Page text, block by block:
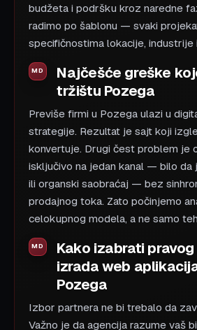
budžeta i podršku kroz naredne
radimo po šablonu — svaki
specifičnostima lokacije, industrije
Najčešće greške
tržištu Pozega
Previše firmi u Pozega ulazi u
strategije. Rezultat je sajt koji
konvertuje. Drugi čest problem je
isključivo na jedan kanal — bilo da
ili organski saobraćaj — bez
prodajnog toka. Zato počinjemo
celokupnog modela, a ne samo
Kako izabrati
izrada web
Pozega
Izbor partnera ne bi trebalo da
Važno je da agencija razume vaš